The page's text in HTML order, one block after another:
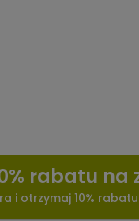
rabatu na
i otrzymaj 10%